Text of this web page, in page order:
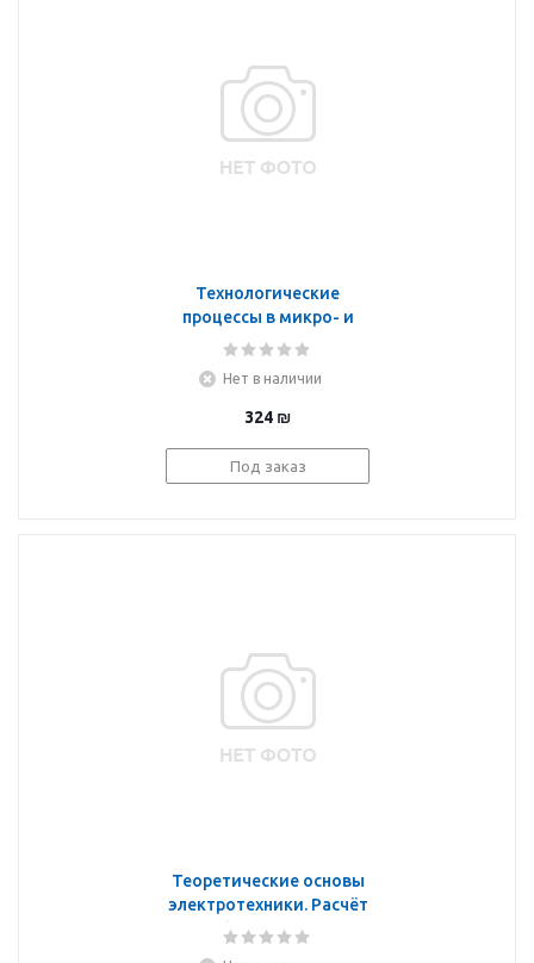
Технологические
процессы в микро- и
наноэлектронике
Нет в наличии
324 ₪
Под заказ
Теоретические основы
электротехники. Расчёт
трёхфазных цепей и